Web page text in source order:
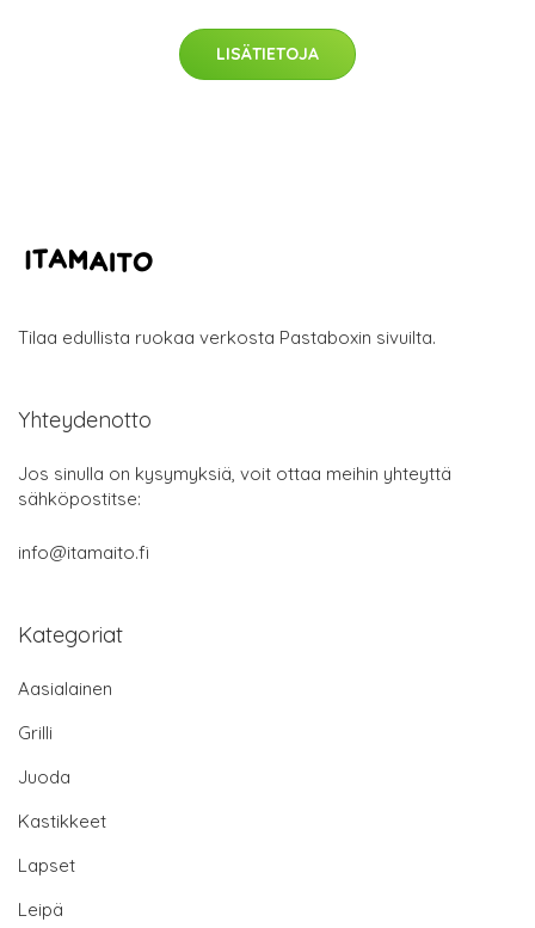
LISÄTIETOJA
Tilaa edullista ruokaa verkosta Pastaboxin sivuilta.
Yhteydenotto
Jos sinulla on kysymyksiä, voit ottaa meihin yhteyttä
sähköpostitse:
info@itamaito.fi
Kategoriat
Aasialainen
Grilli
Juoda
Kastikkeet
Lapset
Leipä